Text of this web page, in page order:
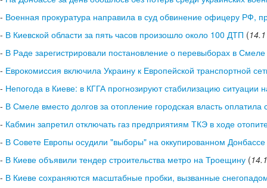
- Военная прокуратура направила в суд обвинение офицеру РФ,
- В Киевской области за пять часов произошло около 100 ДТП (
- В Раде зарегистрировали постановление о перевыборах в Смеле
- Еврокомиссия включила Украину к Европейской транспортной
- Непогода в Киеве: в КГГА прогнозируют стабилизацию ситуации
- В Смеле вместо долгов за отопление городская власть
- Кабмин запретил отключать газ предприятиям ТКЭ в ходе
- В Совете Европы осудили "выборы" на оккупированном Донбассе
- В Киеве объявили тендер строительства метро на Троещину (
- В Киеве сохраняются масштабные пробки, вызванные